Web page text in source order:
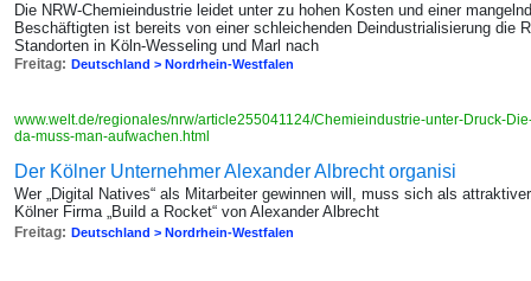
Die NRW-Chemieindustrie leidet unter zu hohen Kosten und einer
Beschäftigten ist bereits von einer schleichenden Deindustrialisierung die
Standorten in Köln-Wesseling und Marl nach
Freitag: Deutschland > Nordrhein-Westfalen
www.welt.de/regionales/nrw/article255041124/Chemieindustrie-unter-Druck-
da-muss-man-aufwachen.html
Der Kölner Unternehmer Alexander Albrecht organisi
Wer „Digital Natives“ als Mitarbeiter gewinnen will, muss sich als
Kölner Firma „Build a Rocket“ von Alexander Albrecht
Freitag: Deutschland > Nordrhein-Westfalen